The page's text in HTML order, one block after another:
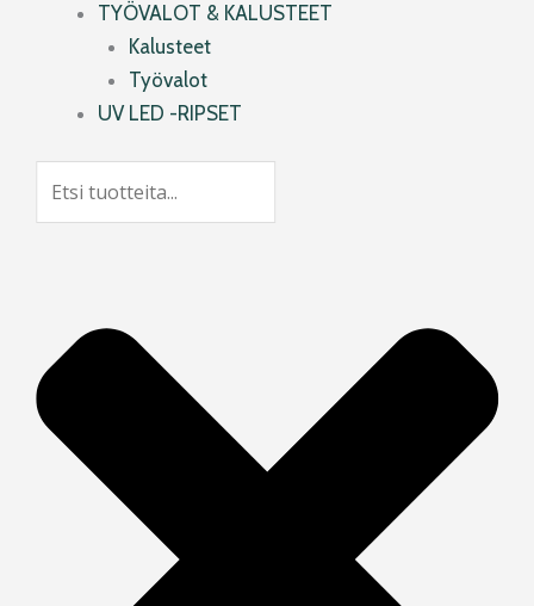
TYÖVALOT & KALUSTEET
Kalusteet
Työvalot
UV LED -RIPSET